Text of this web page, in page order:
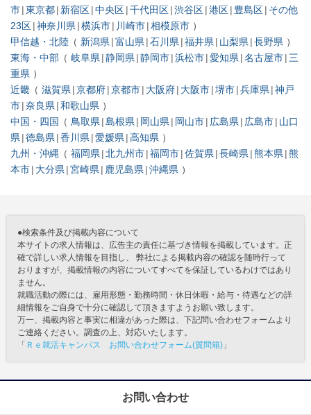
市 東京都 新宿区 中央区 千代田区 渋谷区 港区 豊島区 その他
23区 神奈川県 横浜市 川崎市 相模原市
甲信越・北陸
新潟県 富山県 石川県 福井県 山梨県 長野県
東海・中部
岐阜県 静岡県 静岡市 浜松市 愛知県 名古屋市 三
重県
近畿
滋賀県 京都府 京都市 大阪府 大阪市 堺市 兵庫県 神戸
市 奈良県 和歌山県
中国・四国
鳥取県 島根県 岡山県 岡山市 広島県 広島市 山口
県 徳島県 香川県 愛媛県 高知県
九州・沖縄
福岡県 北九州市 福岡市 佐賀県 長崎県 熊本県 熊
本市 大分県 宮崎県 鹿児島県 沖縄県
●検索条件及び掲載内容について
本サイトの求人情報は、広告主の責任に基づき情報を掲載しています。正
確で詳しい求人情報を目指し、 弊社による掲載内容の確認を随時行って
おりますが、掲載情報の内容についてすべてを保証しているわけではあり
ません。
就職活動の際には、雇用形態・勤務時間・休日休暇・給与・待遇などの詳
細情報をご自身で十分に確認して頂きますようお願い致します。
万一、掲載内容と事実に相違があった際は、下記問い合わせフォームより
ご連絡ください。調査の上、対応いたします。
「 Ｒｅ就活キャンパス お問い合わせフォーム(質問箱) 」
お問い合わせ